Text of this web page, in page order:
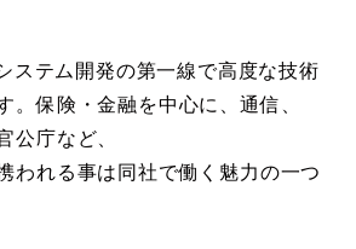
ステム開発の第一線で高度な技術
。保険・金融を中心に、通信、
公庁など、
われる事は同社で働く魅力の一つ